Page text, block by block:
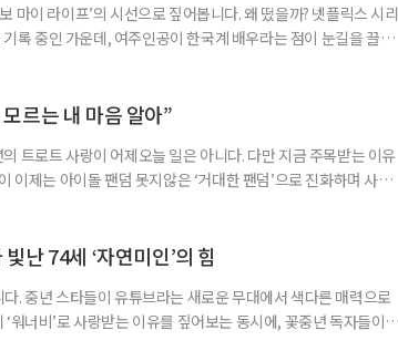
마이 라이프’의 시선으로 짚어봅니다. 왜 떴을까? 넷플릭스 시리
록 중인 가운데, 여주인공이 한국계 배우라는 점이 눈길을 끌었
의 사랑과 관계를 그
르는 내 마음 알아”
트로트 사랑이 어제오늘 일은 아니다. 다만 지금 주목받는 이유
이제는 아이돌 팬덤 못지않은 ‘거대한 팬덤’으로 진화하며 사회
70대 임영웅 팬은 이렇게 말했다. EBS
난 74세 ‘자연미인’의 힘
. 중년 스타들이 유튜브라는 새로운 무대에서 색다른 매력으로
워너비’로 사랑받는 이유를 짚어보는 동시에, 꽃중년 독자들이